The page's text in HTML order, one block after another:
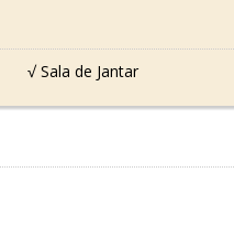
√ Sala de Jantar